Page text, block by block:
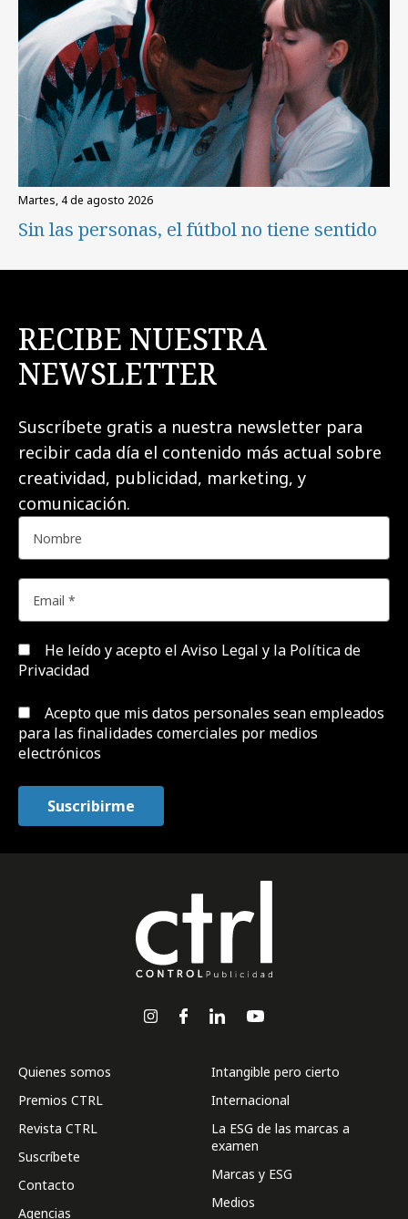
martes, 4 de agosto 2026
Sin las personas, el fútbol no tiene sentido
RECIBE NUESTRA
NEWSLETTER
Suscríbete gratis a nuestra newsletter para
recibir cada día el contenido más actual sobre
creatividad, publicidad, marketing, y
comunicación.
He leído y acepto el Aviso Legal y la Política de
Privacidad
Acepto que mis datos personales sean empleados
para las finalidades comerciales por medios
electrónicos
Quienes somos
Premios CTRL
Revista CTRL
Suscríbete
Contacto
Agencias
Intangible pero cierto
Internacional
La ESG de las marcas a
examen
Marcas y ESG
Medios